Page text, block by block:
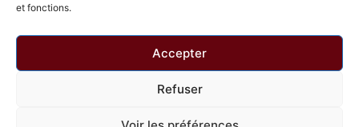
et fonctions.
Accepter
Refuser
© 2026 - Télévision Régionale des Moulins. Tous droits réservés.